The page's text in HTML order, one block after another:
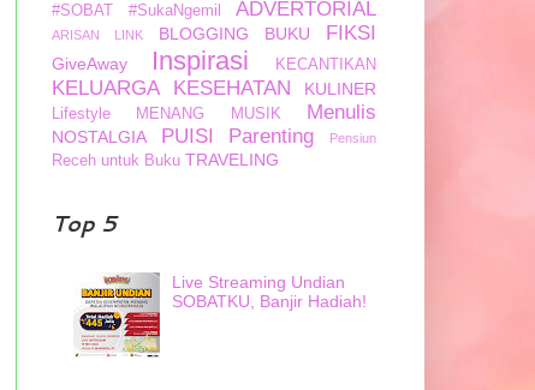
#SOBAT
#SukaNgemil ADVERTORIAL
ARISAN LINK BLOGGING BUKU FIKSI
GiveAway Inspirasi KECANTIKAN
KELUARGA KESEHATAN KULINER
Lifestyle MENANG MUSIK Menulis
NOSTALGIA PUISI Parenting Pensiun
Receh untuk Buku TRAVELING
Top 5
Live Streaming Undian
SOBATKU, Banjir Hadiah!